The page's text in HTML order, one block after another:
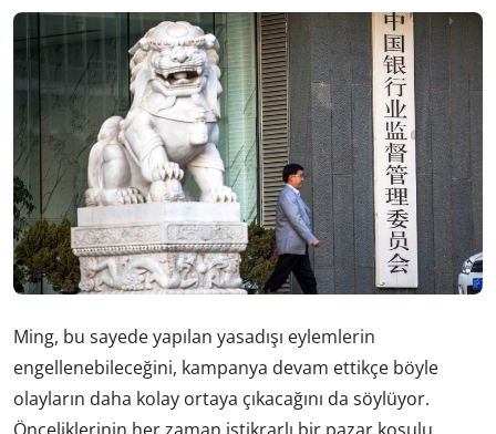
Ming, bu sayede yapılan yasadışı eylemlerin
engellenebileceğini, kampanya devam ettikçe böyle
olayların daha kolay ortaya çıkacağını da söylüyor.